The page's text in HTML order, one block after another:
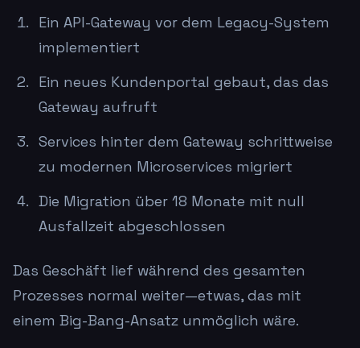
Ein API-Gateway vor dem Legacy-System
implementiert
Ein neues Kundenportal gebaut, das das
Gateway aufruft
Services hinter dem Gateway schrittweise
zu modernen Microservices migriert
Die Migration über 18 Monate mit null
Ausfallzeit abgeschlossen
Das Geschäft lief während des gesamten
Prozesses normal weiter—etwas, das mit
einem Big-Bang-Ansatz unmöglich wäre.